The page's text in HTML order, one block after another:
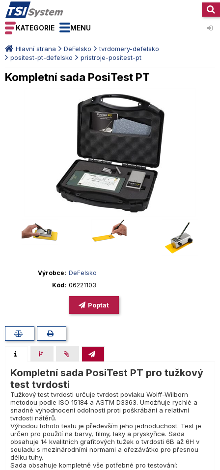
KATEGORIE MENU
Hlavní strana DeFelsko
tvrdomery-defelsko
positest-pt-defelsko
pristroje-positest-pt
Kompletní sada PosiTest PT
Výrobce
DeFelsko
Kód
06221103
Poptat
Kompletní sada PosiTest PT pro tužkový
test tvrdosti
Tužkový test tvrdosti určuje tvrdost povlaku Wolff-Wilborn
metodou podle ISO 15184 a ASTM D3363. Umožňuje rychlé a
snadné vyhodnocení odolnosti proti poškrábání a relativní
tvrdosti nátěrů.
Výhodou tohoto testu je především jeho jednoduchost. Test je
určen pro použití na barvy, filmy, laky a pryskyřice. Sada
obsahuje 14 kvalitních grafitových tužek o tvrdosti 6B až 6H v
souladu s mezinárodními normami a ořezávátko pro přesnou
délku tuhy.
Sada obsahuje kompletně vše potřebné pro testování: